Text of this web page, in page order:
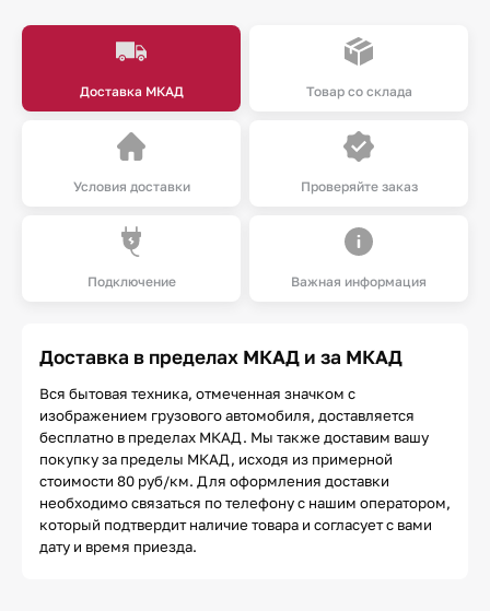
Доставка МКАД Товар со склада
Условия доставки Проверяйте заказ
Подключение Важная информация
Доставка в пределах МКАД и за МКАД
Вся бытовая техника, отмеченная значком с
изображением грузового автомобиля, доставляется
бесплатно в пределах МКАД. Мы также доставим вашу
покупку за пределы МКАД, исходя из примерной
стоимости 80 руб/км. Для оформления доставки
необходимо связаться по телефону с нашим оператором,
который подтвердит наличие товара и согласует с вами
дату и время приезда.